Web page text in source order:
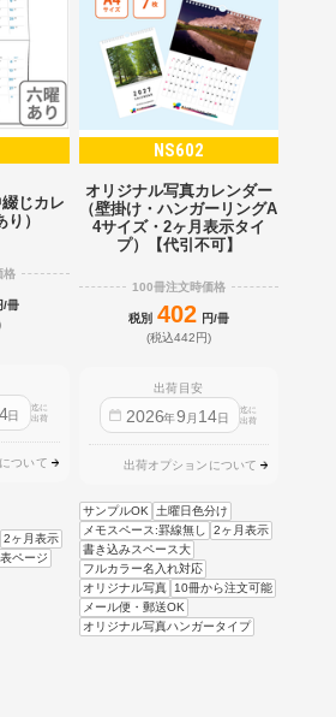
じカレ
）
格
/冊
日
迄に
出荷
ついて
2ヶ月表示
ページ
NS602
オリジナル写真カレンダー
（壁掛け・ハンガーリングA
4サイズ・2ヶ月表示タイ
プ）【代引不可】
100冊注文時価格
税別 402 円/冊
(税込442円)
出荷目安
2026年9 月 14日
迄に
出荷
出荷オプションについて
サンプルOK 土曜日色分け
メモスペース:罫線無し
2ヶ月表示
書き込みスペース大
フルカラー名入れ対応
オリジナル写真 10冊から注文可能
メール便・郵送OK
オリジナル写真ハンガータイプ